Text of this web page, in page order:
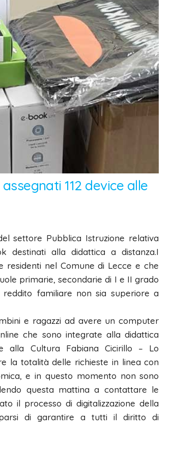
112 device alle
settore Pubblica Istruzione relativa
destinati alla didattica a distanza.I
residenti nel Comune di Lecce e che
primarie, secondarie di I e II grado
reddito familiare non sia superiore a
e ragazzi ad avere un computer
che sono integrate alla didattica
alla Cultura Fabiana Cicirillo – Lo
la totalità delle richieste in linea con
e in questo momento non sono
questa mattina a contattare le
il processo di digitalizzazione della
di garantire a tutti il diritto di